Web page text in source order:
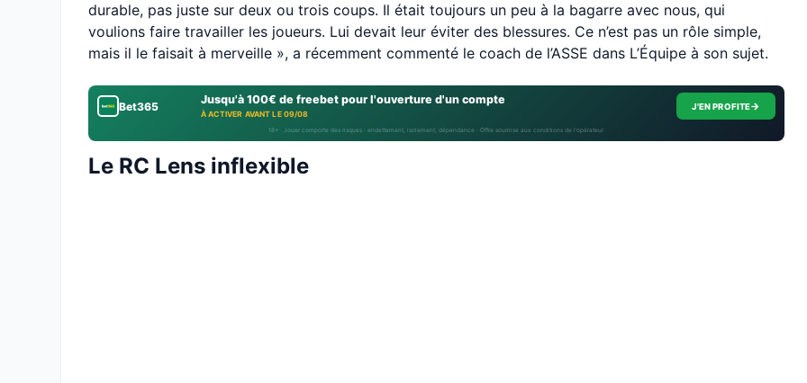
durable, pas juste sur deux ou trois coups. Il était toujours un peu à la bagarre avec nous, qui
voulions faire travailler les joueurs. Lui devait leur éviter des blessures. Ce n’est pas un rôle simple,
mais il le faisait à merveille », a récemment commenté le coach de l’ASSE dans L’Équipe à son sujet.
Bet365 Jusqu'à 100€ de freebet pour l'ouverture d'un compte
À ACTIVER AVANT LE 09/08
J'EN PROFITE→
18+ · Jouer comporte des risques : endettement, isolement, dépendance · Offre soumise aux conditions de l’opérateur.
Le RC Lens inflexible